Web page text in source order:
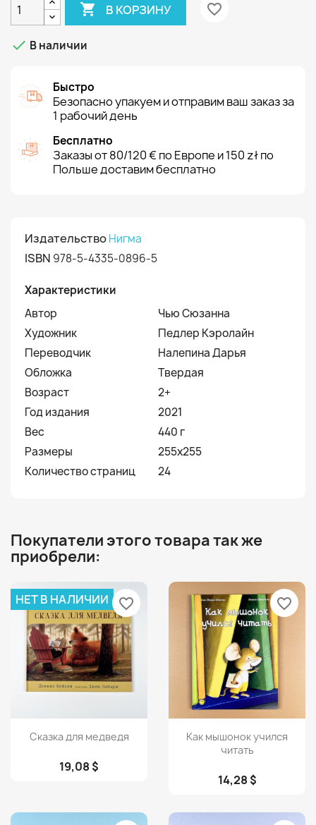
 В КОРЗИНУ favorite_border
 В наличии
Быстро
Безопасно упакуем и отправим ваш заказ за
1 рабочий день
Бесплатно
Заказы от 80/120 € по Европе и 150 zł по
Польше доставим бесплатно
ИздательствоНигма
ISBN 978-5-4335-0896-5
Характеристики
Автор
Чью Сюзанна
Художник
Педлер Кэролайн
Переводчик
Налепина Дарья
Обложка
Твердая
Возраст
2+
Год издания
2021
Вес
440 г
Размеры
255x255
Количество страниц
24
Покупатели этого товара так же
приобрели:
Просмотр
Сказка для медведя
19,08 $
НЕТ В НАЛИЧИИ favorite_border
Просмотр
Как мышонок учился
читать
14,28 $
favorite_border